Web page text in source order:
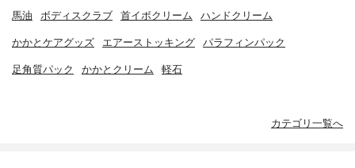
馬油 ボディスクラブ 首イボクリーム ハンドクリーム
かかとケアグッズ エアーストッキング パラフィンパック
足角質パック かかとクリーム 軽石
カテゴリ一覧へ